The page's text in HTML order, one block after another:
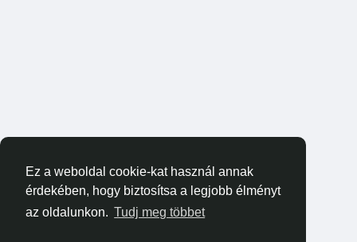
Ez a weboldal cookie-kat használ annak
érdekében, hogy biztosítsa a legjobb élményt
az oldalunkon. Tudj meg többet